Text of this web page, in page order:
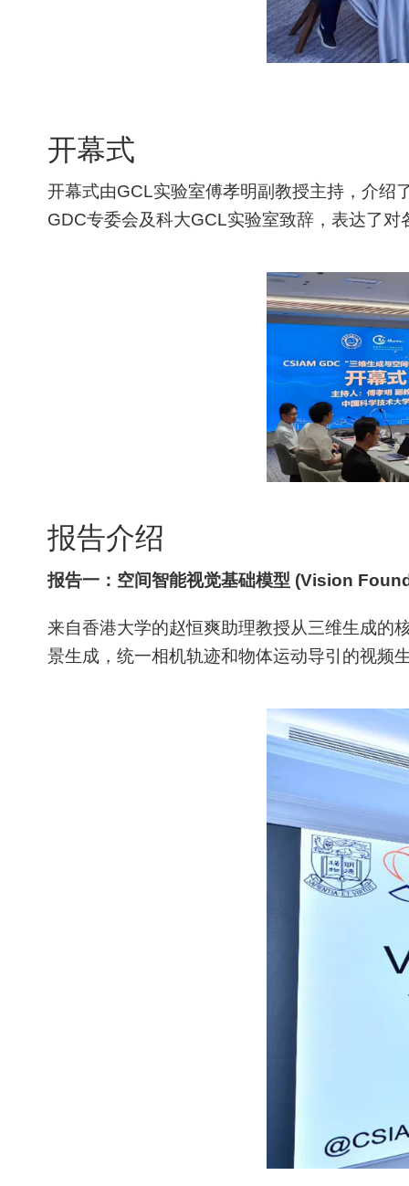
开幕式
开幕式由GCL实验室傅孝明副教授主持，介绍
GDC专委会及科大GCL实验室致辞，表达了
报告介绍
报告一：空间智能视觉基础模型 (Vision
来自香港大学的赵恒爽助理教授从三维生成的
景生成，统一相机轨迹和物体运动导引的视频